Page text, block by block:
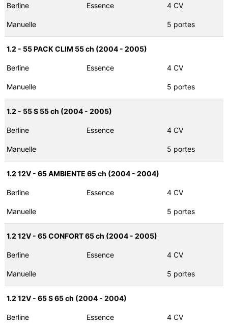
Berline Essence 4 CV
Manuelle 5 portes
1.2 - 55 PACK CLIM 55 ch (2004 - 2005)
Berline Essence 4 CV
Manuelle 5 portes
1.2 - 55 S 55 ch (2004 - 2005)
Berline Essence 4 CV
Manuelle 5 portes
1.2 12V - 65 AMBIENTE 65 ch (2004 - 2004)
Berline Essence 4 CV
Manuelle 5 portes
1.2 12V - 65 CONFORT 65 ch (2004 - 2005)
Berline Essence 4 CV
Manuelle 5 portes
1.2 12V - 65 S 65 ch (2004 - 2004)
Berline Essence 4 CV